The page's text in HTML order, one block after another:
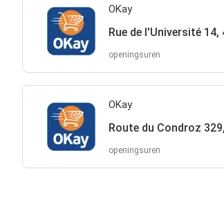
OKay
Rue de l'Université 14,
openingsuren
OKay
Route du Condroz
openingsuren